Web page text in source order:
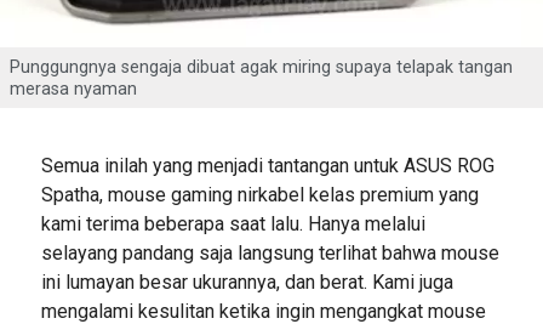
Punggungnya sengaja dibuat agak miring supaya telapak tangan
merasa nyaman
Semua inilah yang menjadi tantangan untuk ASUS ROG
Spatha, mouse gaming nirkabel kelas premium yang
kami terima beberapa saat lalu. Hanya melalui
selayang pandang saja langsung terlihat bahwa mouse
ini lumayan besar ukurannya, dan berat. Kami juga
mengalami kesulitan ketika ingin mengangkat mouse